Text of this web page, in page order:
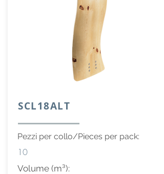
SCL18ALT
Pezzi per collo/Pieces per pack:
10
Volume (m³):